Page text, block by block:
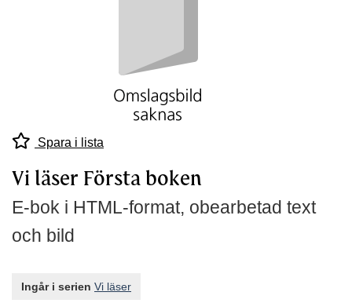
Spara i lista
Vi läser Första boken
E-bok i HTML-format, obearbetad text
och bild
Ingår i serien Vi läser